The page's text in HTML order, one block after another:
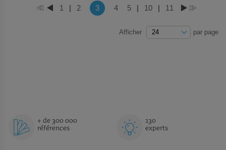
Page
Page
1 | Page
2 Vous lisez actuellement la page
3 Page
4 Page
5 | Page
10 | Page
11
Afficher par page
+ de 300 000
références
130
experts